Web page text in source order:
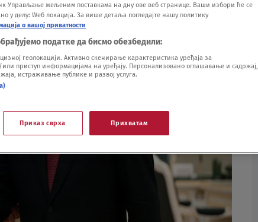
Управљање жељеним поставкама на дну ове веб странице. Ваши избори ће се
у делу: Wеб локација. За више детаља погледајте нашу политику
о вашој приватности
податке да бисмо обезбедили:
геолокацији. Активно скенирање карактеристика уређаја за
приступ информацијама на уређају. Персонализовано оглашавање и садржај,
истраживање публике и развој услуга.
Приказ сврха Прихватам